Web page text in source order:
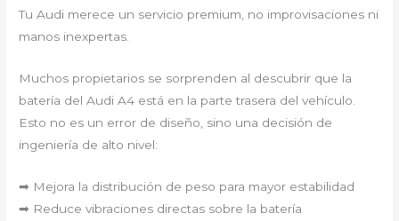
Tu Audi merece un servicio premium, no improvisaciones ni
manos inexpertas.
Muchos propietarios se sorprenden al descubrir que la
batería del Audi A4 está en la parte trasera del vehículo.
Esto no es un error de diseño, sino una decisión de
ingeniería de alto nivel:
➡ Mejora la distribución de peso para mayor estabilidad
➡ Reduce vibraciones directas sobre la batería